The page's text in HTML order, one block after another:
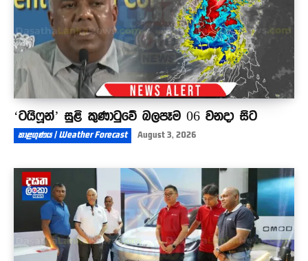
‘ටයිෆූන්’ සුළි කුණාටුවේ බලපෑම 06 වනදා සිට
කාළගුණය | Weather Forecast August 3, 2026